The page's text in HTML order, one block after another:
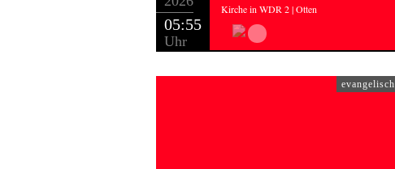
05:55
Uhr
Kirche in WDR 2 | Otten
evangelisch